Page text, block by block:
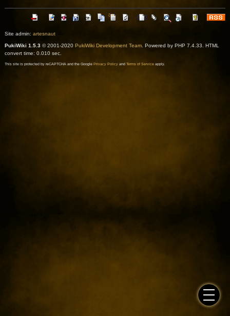
Site admin: artesnaut
PukiWiki 1.5.3© 2001-2020 PukiWiki Development Team. Powered by PHP 7.4.33. HTML
convert time: 0.010 sec.
This site is protected by reCAPTCHA and the Google Privacy Policyand Terms of Serviceapply.